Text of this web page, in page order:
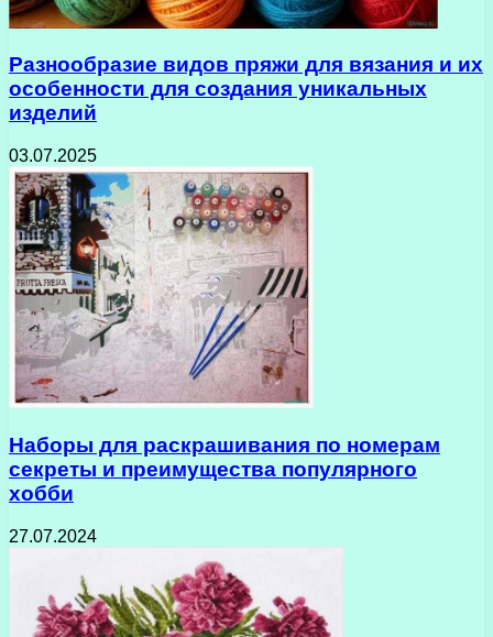
Разнообразие видов пряжи для вязания и их
особенности для создания уникальных
изделий
03.07.2025
Наборы для раскрашивания по номерам
секреты и преимущества популярного
хобби
27.07.2024